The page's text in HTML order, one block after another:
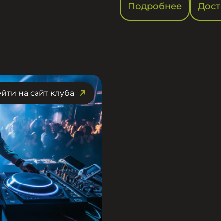
Подробнее
на сайт клуба